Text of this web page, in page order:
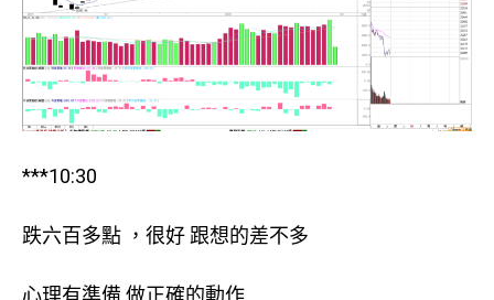
***10:30
跌六百多點 ，很好 跟想的差不多
心理有準備 做正確的動作